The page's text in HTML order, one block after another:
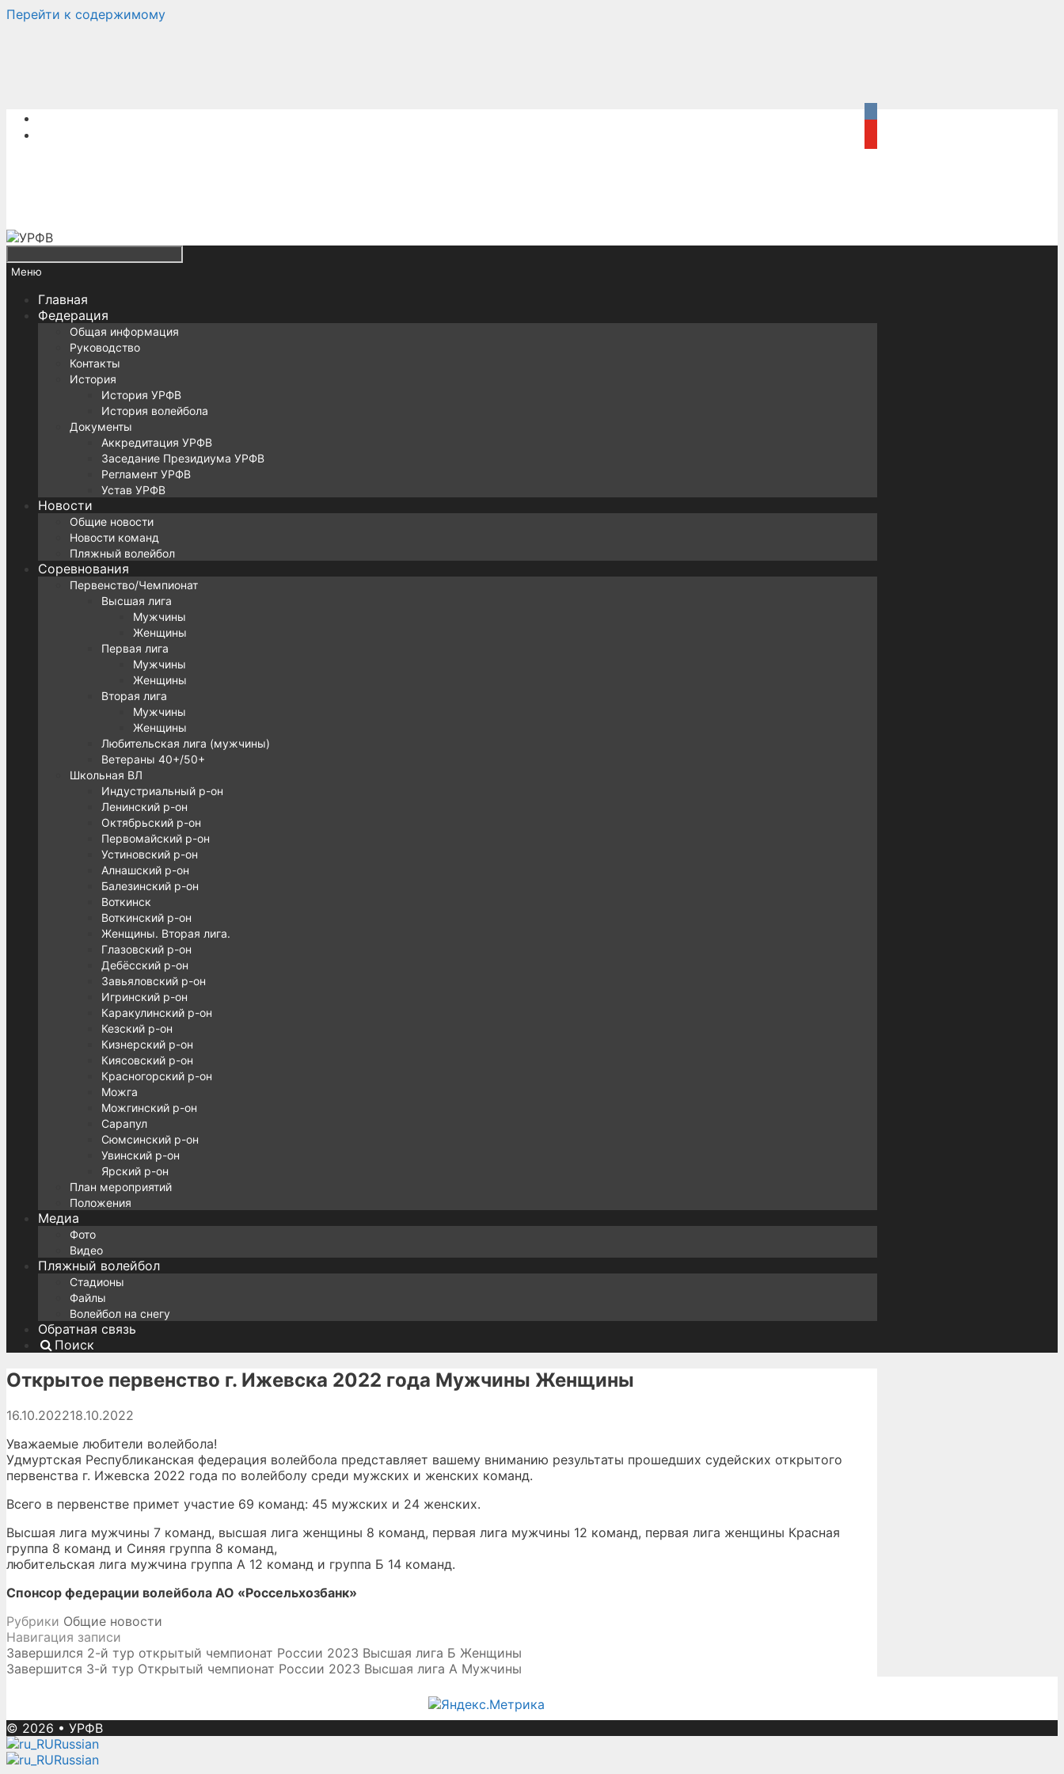
Перейти к содержимому
Меню
Главная
Федерация
Общая информация
Руководство
Контакты
История
История УРФВ
История волейбола
Документы
Аккредитация УРФВ
Заседание Президиума УРФВ
Регламент УРФВ
Устав УРФВ
Новости
Общие новости
Новости команд
Пляжный волейбол
Соревнования
Первенство/Чемпионат
Высшая лига
Мужчины
Женщины
Первая лига
Мужчины
Женщины
Вторая лига
Мужчины
Женщины
Любительская лига (мужчины)
Ветераны 40+/50+
Школьная ВЛ
Индустриальный р-он
Ленинский р-он
Октябрьский р-он
Первомайский р-он
Устиновский р-он
Алнашский р-он
Балезинский р-он
Воткинск
Воткинский р-он
Женщины. Вторая лига.
Глазовский р-он
Дебёсский р-он
Завьяловский р-он
Игринский р-он
Каракулинский р-он
Кезский р-он
Кизнерский р-он
Киясовский р-он
Красногорский р-он
Можга
Можгинский р-он
Сарапул
Сюмсинский р-он
Увинский р-он
Ярский р-он
План мероприятий
Положения
Медиа
Фото
Видео
Пляжный волейбол
Стадионы
Файлы
Волейбол на снегу
Обратная связь
Поиск
Открытое первенство г. Ижевска 2022 года Мужчины Женщины
16.10.202218.10.2022
Уважаемые любители волейбола!
Удмуртская Республиканская федерация волейбола представляет вашему вниманию результаты прошедших судейских открытого
первенства г. Ижевска 2022 года по волейболу среди мужских и женских команд.
Всего в первенстве примет участие 69 команд: 45 мужских и 24 женских.
Высшая лига мужчины 7 команд, высшая лига женщины 8 команд, первая лига мужчины 12 команд, первая лига женщины Красная
группа 8 команд и Синяя группа 8 команд,
любительская лига мужчина группа А 12 команд и группа Б 14 команд.
Спонсор федерации волейбола АО «Россельхозбанк»
Рубрики Общие новости
Навигация записи
Завершился 2-й тур открытый чемпионат России 2023 Высшая лига Б Женщины
Завершится 3-й тур Открытый чемпионат России 2023 Высшая лига А Мужчины
© 2026 • УРФВ
Russian
Russian